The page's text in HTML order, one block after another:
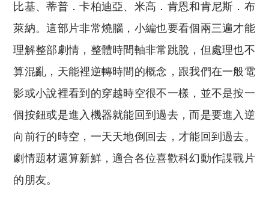
比基、蒂普．卡柏迪亞、米高．肯恩和肯尼斯．布
萊納。這部片非常燒腦，小編也要看個兩三遍才能
理解整部劇情，整體時間軸非常跳脫，但處理也不
算混亂，天能裡逆轉時間的概念，跟我們在一般電
影或小說裡看到的穿越時空很不一樣，並不是按一
個按鈕或是進入機器就能回到過去，而是要進入逆
向前行的時空，一天天地倒回去，才能回到過去。
劇情題材還算新鮮，適合各位喜歡科幻動作諜戰片
的朋友。